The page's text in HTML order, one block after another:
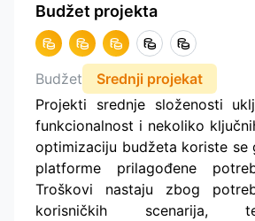
Budžet projekta
Budžet
Srednji projekat
Projekti srednje složenosti
funkcionalnost i nekoliko
optimizaciju budžeta koriste se
platforme prilagođene
Troškovi nastaju zbog
korisničkih scenarija,